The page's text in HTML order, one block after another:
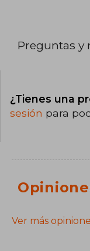
Preguntas y
¿Tienes una
sesión para
Ver más